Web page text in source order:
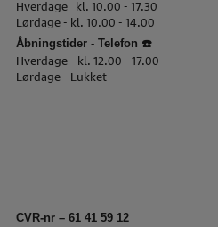
Hverdage kl. 10.00 - 17.30
Lørdage - kl. 10.00 - 14.00
Åbningstider - Telefon ☎️
Hverdage - kl. 12.00 - 17.00
Lørdage - Lukket
CVR-nr – 61 41 59 12